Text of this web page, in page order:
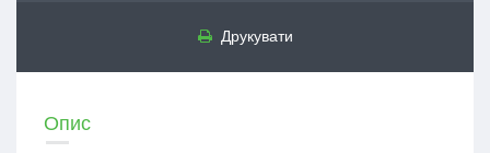
Друкувати
Опис